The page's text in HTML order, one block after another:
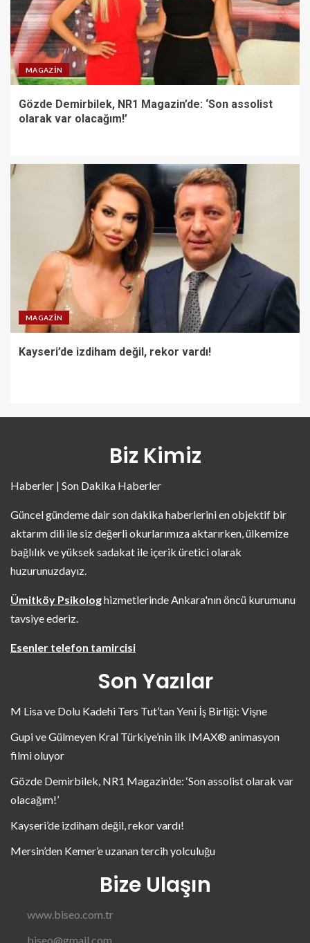
MAGAZIN
Gözde Demirbilek, NR1 Magazin’de: ‘Son assolist
olarak var olacağım!’
MAGAZIN
Kayseri’de izdiham değil, rekor vardı!
Biz Kimiz
Haberler | Son Dakika Haberler
Güncel gündeme dair son dakika haberlerini en objektif bir
aktarım dili ile siz değerli okurlarımıza aktarırken, ülkemize
bağlılık ve yüksek sadakat ile içerik üretici olarak
huzurunuzdayız.
Ümitköy Psikologhizmetlerinde Ankara'nın öncü kurumunu
tavsiye ederiz.
Esenler telefon tamircisi
Son Yazılar
M Lisa ve Dolu Kadehi Ters Tut’tan Yeni İş Birliği: Vişne
Gupi ve Gülmeyen Kral Türkiye’nin ilk IMAX® animasyon
filmi oluyor
Gözde Demirbilek, NR1 Magazin’de: ‘Son assolist olarak var
olacağım!’
Kayseri’de izdiham değil, rekor vardı!
Mersin’den Kemer’e uzanan tercih yolculuğu
Bize Ulaşın
www.biseo.com.tr
biseo@gmail.com